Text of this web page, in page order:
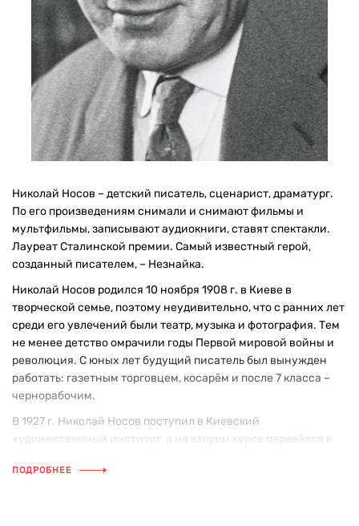
Николай Носов – детский писатель, сценарист, драматург.
По его произведениям снимали и снимают фильмы и
мультфильмы, записывают аудиокниги, ставят спектакли.
Лауреат Сталинской премии. Самый известный герой,
созданный писателем, – Незнайка.
Николай Носов родился 10 ноября 1908 г. в Киеве в
творческой семье, поэтому неудивительно, что с ранних лет
среди его увлечений были театр, музыка и фотография. Тем
не менее детство омрачили годы Первой мировой войны и
революция. С юных лет будущий писатель был вынужден
работать: газетным торговцем, косарём и после 7 класса –
чернорабочим.
В 1927 г. Николай Носов поступил в Киевский
художественный институт, а на втором курсе перевёлся в
института кинематографии (ныне – ВГИК), который окончил
ПОДРОБНЕЕ